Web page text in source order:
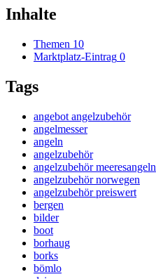
Inhalte
Themen 10
Marktplatz-Eintrag 0
Tags
angebot angelzubehör
angelmesser
angeln
angelzubehör
angelzubehör meeresangeln
angelzubehör norwegen
angelzubehör preiswert
bergen
bilder
boot
borhaug
borks
bömlo